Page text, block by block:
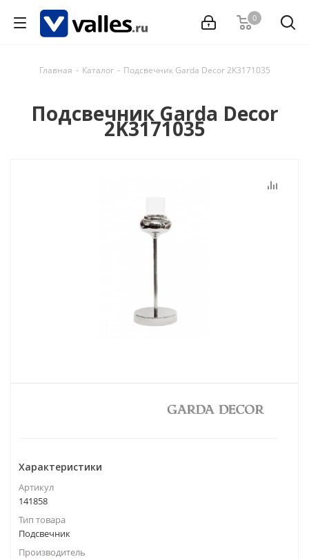
0
Главная - Каталог - Подсвечник Garda Decor 2K3171035
Подсвечник Garda Decor
2K3171035
Характеристики
Артикул
141858
Тип товара
Подсвечник
Производитель